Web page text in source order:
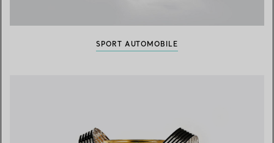
SPORT AUTOMOBILE